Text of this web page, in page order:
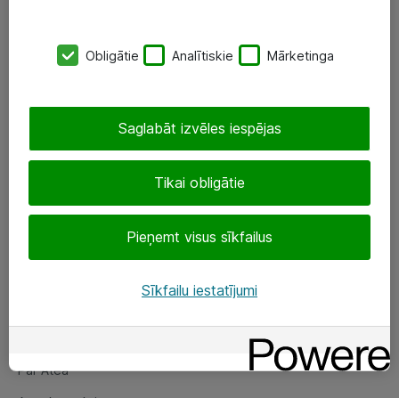
SIA „ATEA”
eShop@atea.lv
Sekojiet mums
Par Atea
Par Atea
Obligātie Analītiskie Mārketinga
Tikai obligātie
Pieņemt visus sīkfailus
Saglabāt izvēles iespējas
Sīkfailu iestatījumi